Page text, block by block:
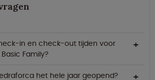
in en check-out tijden voor
Family?
het hele jaar geopend?